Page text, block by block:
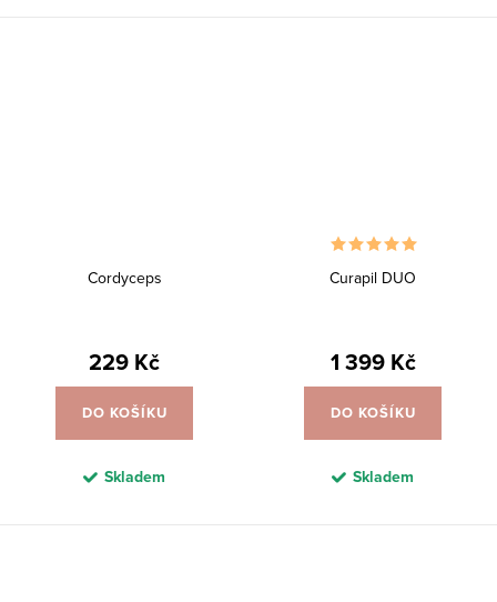
Cordyceps
229 Kč
DO KOŠÍKU
Skladem
Curapil DUO
1 399 Kč
DO KOŠÍKU
Skladem